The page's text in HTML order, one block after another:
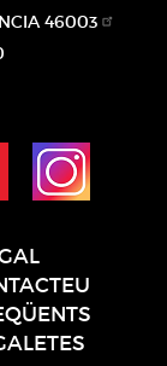
46003